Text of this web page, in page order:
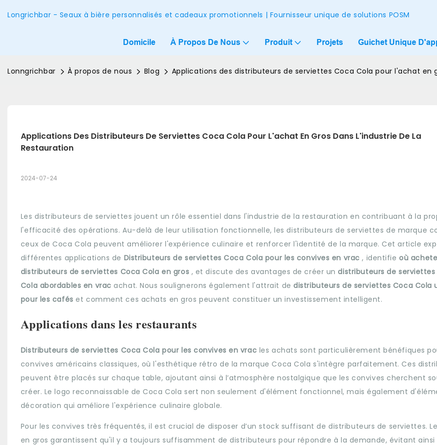
Longrichbar - Seaux à bière personnalisés et cadeaux promotionnels | Fournisseur unique de solutions POSM
Domicile À Propos De Nous Produit Projets Guichet Unique
Lonngrichbar À propos de nous Blog Applications des distributeurs de serviettes Coca Cola pour l'achat en
Applications Des Distributeurs De Serviettes Coca Cola Pour L'achat En Gros Dans L'industrie De La
Restauration
2024-07-24
Les distributeurs de serviettes jouent un rôle essentiel dans l'industrie de la restauration en contribuant à la
l'efficacité des opérations. Au-delà de leur utilisation fonctionnelle, les distributeurs de serviettes de marque
ceux de Coca Cola peuvent améliorer l'expérience culinaire et renforcer l'identité de la marque. Cet article
différentes applications de Distributeurs de serviettes Coca Cola pour les convives en vrac, identifieoù
distributeurs de serviettes Coca Cola en gros , et discute des avantages de créer undistributeurs de
Cola abordables en vracachat. Nous soulignerons également l'attrait dedistributeurs de serviettes Coca Cola
pour les caféset comment ces achats en gros peuvent constituer un investissement intelligent.
Applications dans les restaurants
Distributeurs de serviettes Coca Cola pour les convives en vrac les achats sont particulièrement bénéfiques
convives américains classiques, où l'esthétique rétro de la marque Coca Cola s'intègre parfaitement. Ces
peuvent être placés sur chaque table, ajoutant ainsi à l’atmosphère nostalgique que les convives cherchent
créer. Le logo reconnaissable de Coca Cola sert non seulement d'élément fonctionnel, mais également
décoration qui améliore l'expérience culinaire globale.
Pour les convives très fréquentés, il est crucial de disposer d’un stock suffisant de distributeurs de serviettes.
en gros garantissent qu'il y a toujours suffisamment de distributeurs pour répondre à la demande, évitant ainsi